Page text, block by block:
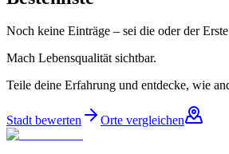
Noch keine Einträge – sei die oder der
Mach Lebensqualität sichtbar.
Teile deine Erfahrung und entdecke, wie
Stadt bewerten Orte vergleichen